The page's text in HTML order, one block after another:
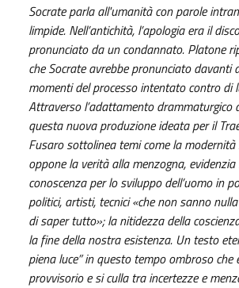
Socrate parla all'umanità con parole
limpide. Nell’antichità, l’apologia era il
pronunciato da un condannato. Platone
che Socrate avrebbe pronunciato davanti
momenti del processo intentato contro di
Attraverso l’adattamento drammaturgico
questa nuova produzione ideata per il
Fusaro sottolinea temi come la
oppone la verità alla menzogna,
conoscenza per lo sviluppo dell’uomo in
politici, artisti, tecnici «che non sanno
di saper tutto»; la nitidezza della
la fine della nostra esistenza. Un testo
piena luce” in questo tempo ombroso che
provvisorio e si culla tra incertezze e